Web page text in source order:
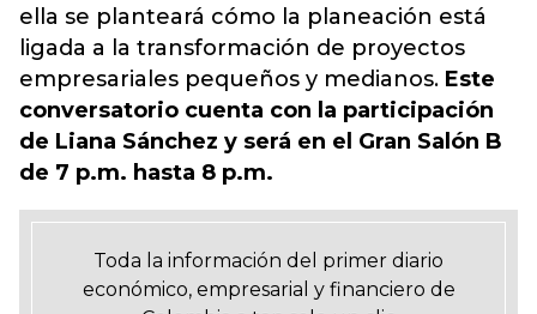
ella se planteará cómo la planeación está
ligada a la transformación de proyectos
empresariales pequeños y medianos. Este
conversatorio cuenta con la participación
de Liana Sánchez y será en el Gran Salón B
de 7 p.m. hasta 8 p.m.
Toda la información del primer diario
económico, empresarial y financiero de